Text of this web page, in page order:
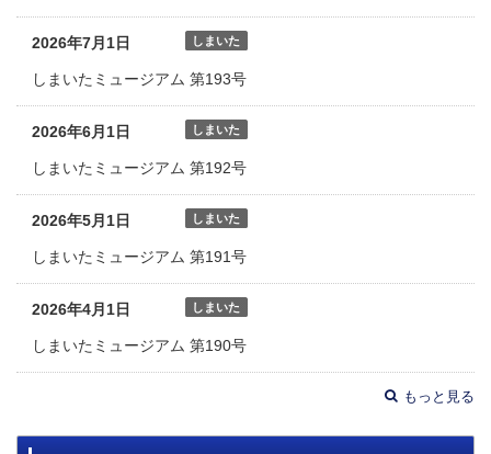
2026年7月1日 しまいた
しまいたミュージアム 第193号
2026年6月1日 しまいた
しまいたミュージアム 第192号
2026年5月1日 しまいた
しまいたミュージアム 第191号
2026年4月1日 しまいた
しまいたミュージアム 第190号
もっと見る